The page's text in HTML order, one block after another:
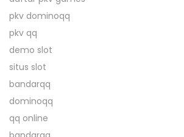
u
s
i
k
u
n
t
pkv dominoqq
pkv qq
demo slot
situs slot
bandarqq
dominoqq
qq online